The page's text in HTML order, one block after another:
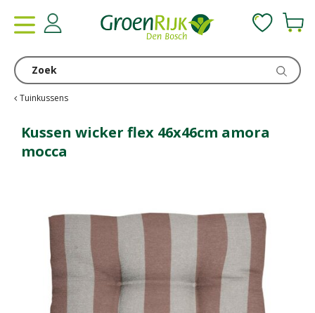
Tuinkussens
Kussen wicker flex 46x46cm amora
mocca